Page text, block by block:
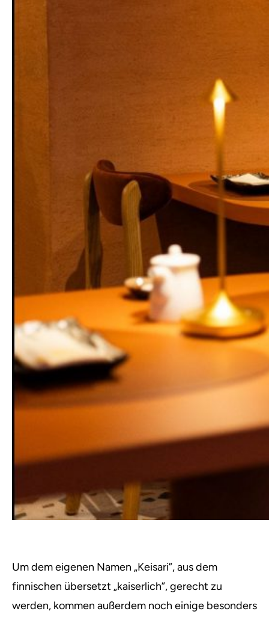
Um dem eigenen Namen „Keisari”, aus dem
finnischen übersetzt „kaiserlich”, gerecht zu
werden, kommen außerdem noch einige besonders